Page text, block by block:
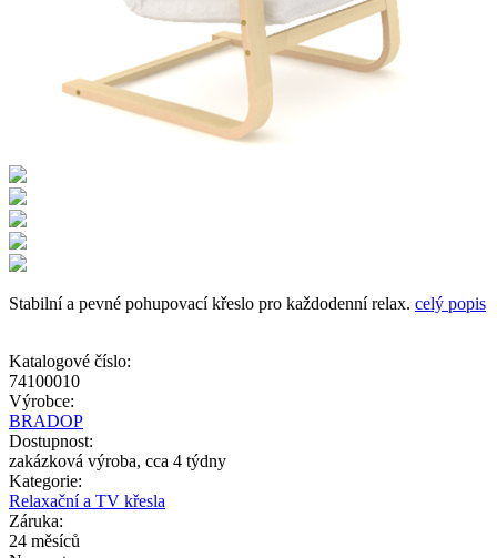
Stabilní a pevné pohupovací křeslo pro každodenní relax. celý popis
Katalogové číslo:
74100010
Výrobce:
BRADOP
Dostupnost:
zakázková výroba, cca 4 týdny
Kategorie:
Relaxační a TV křesla
Záruka:
24 měsíců